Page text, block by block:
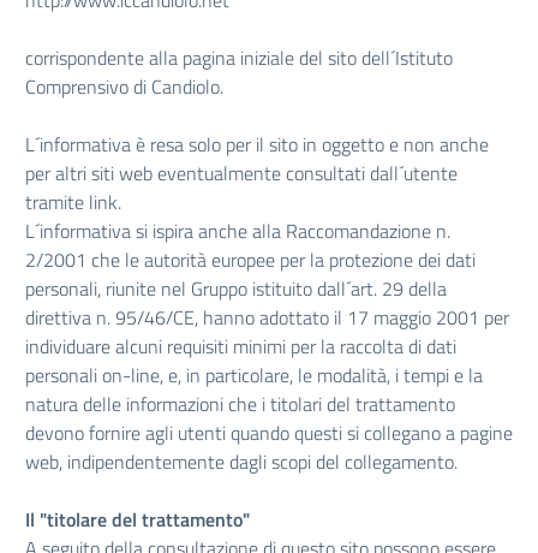
corrispondente alla pagina iniziale del sito dell´Istituto
Comprensivo di Candiolo.
L´informativa è resa solo per il sito in oggetto e non anche
per altri siti web eventualmente consultati dall´utente
tramite link.
L´informativa si ispira anche alla Raccomandazione n.
2/2001 che le autorità europee per la protezione dei dati
personali, riunite nel Gruppo istituito dall´art. 29 della
direttiva n. 95/46/CE, hanno adottato il 17 maggio 2001 per
individuare alcuni requisiti minimi per la raccolta di dati
personali on-line, e, in particolare, le modalità, i tempi e la
natura delle informazioni che i titolari del trattamento
devono fornire agli utenti quando questi si collegano a pagine
web, indipendentemente dagli scopi del collegamento.
Il "titolare del trattamento"